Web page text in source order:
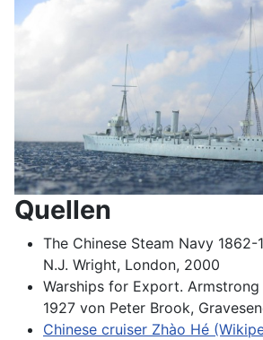
Quellen
The Chinese Steam Navy 1862-
N.J. Wright, London, 2000
Warships for Export. Armstrong
1927 von Peter Brook,
Chinese cruiser Zhào Hé